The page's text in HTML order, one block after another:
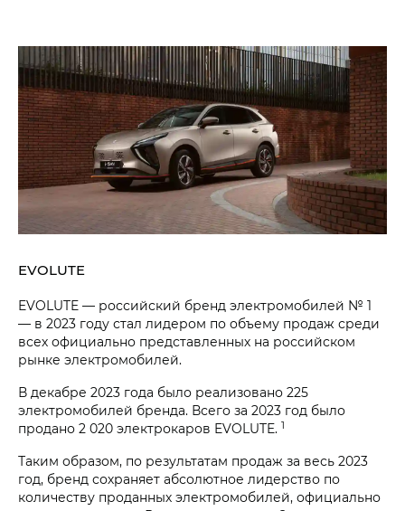
EVOLUTE
EVOLUTE — российский бренд электромобилей № 1
— в 2023 году стал лидером по объему продаж среди
всех официально представленных на российском
рынке электромобилей.
В декабре 2023 года было реализовано 225
электромобилей бренда. Всего за 2023 год было
продано 2 020 электрокаров EVOLUTE. 1
Таким образом, по результатам продаж за весь 2023
год, бренд сохраняет абсолютное лидерство по
количеству проданных электромобилей, официально